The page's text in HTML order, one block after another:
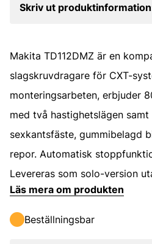
Skriv ut
Makita TD112DMZ är en
slagskruvdragare för CXT-
monteringsarbeten, erbjuder
med två hastighetslägen
sexkantsfäste, gummibelagd
repor. Automatisk
Levereras som solo-version
Läs mera om produkten
Beställningsbar